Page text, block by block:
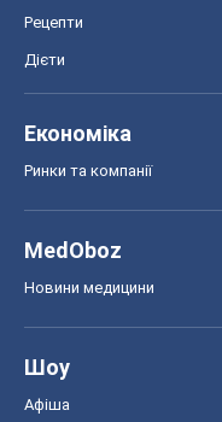
Рецепти
Дієти
Економіка
Ринки та компанії
MedOboz
Новини медицини
Шоу
Афіша